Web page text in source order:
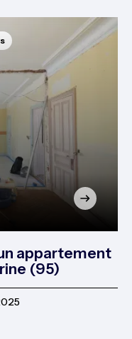
appartement
(95)